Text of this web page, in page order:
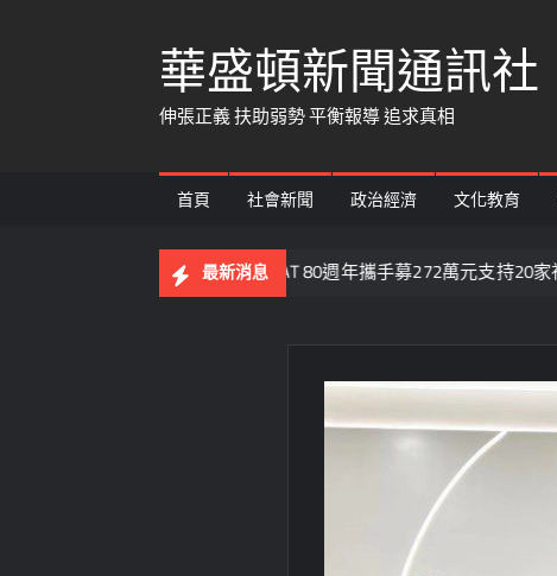
華盛頓新聞通訊社
伸張正義 扶助弱勢 平衡報導 追求真相
首頁 社會新聞 政治經濟 文化教育
最新消息
從經貿到公益 IEAT 80週年攜手募272萬元支持20家社福機構